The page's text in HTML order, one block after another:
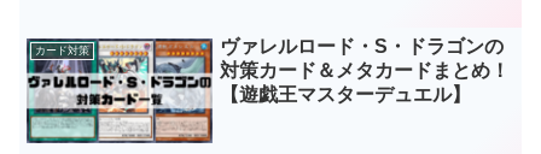
カード対策
ヴァレルロード・S・ドラゴンの
対策カード＆メタカードまとめ！
【遊戯王マスターデュエル】